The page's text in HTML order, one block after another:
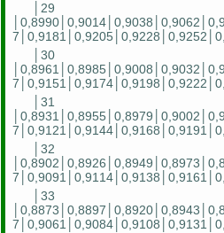
│29
│30
│31
│32
│33